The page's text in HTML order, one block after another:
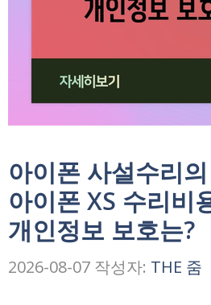
아이폰 사설수리
아이폰 XS 수리비
개인정보 보호는?
2026-08-07 작성자: THE 줌